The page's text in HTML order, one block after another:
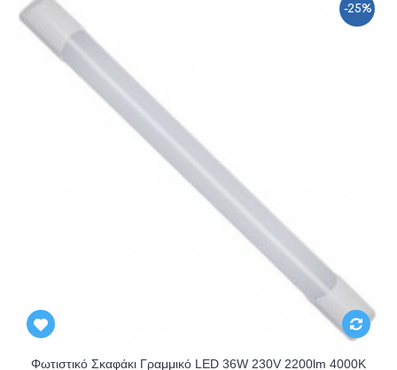
-25%
Φωτιστικό Σκαφάκι Γραμμικό LED 36W 230V 2200lm 4000K